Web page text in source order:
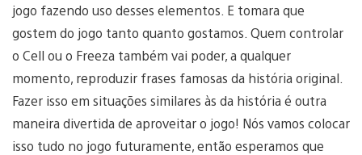
jogo fazendo uso desses elementos. E tomara que
gostem do jogo tanto quanto gostamos. Quem controlar
o Cell ou o Freeza também vai poder, a qualquer
momento, reproduzir frases famosas da história original.
Fazer isso em situações similares às da história é outra
maneira divertida de aproveitar o jogo! Nós vamos colocar
isso tudo no jogo futuramente, então esperamos que